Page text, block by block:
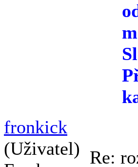
fronkick
(Uživatel) Re: